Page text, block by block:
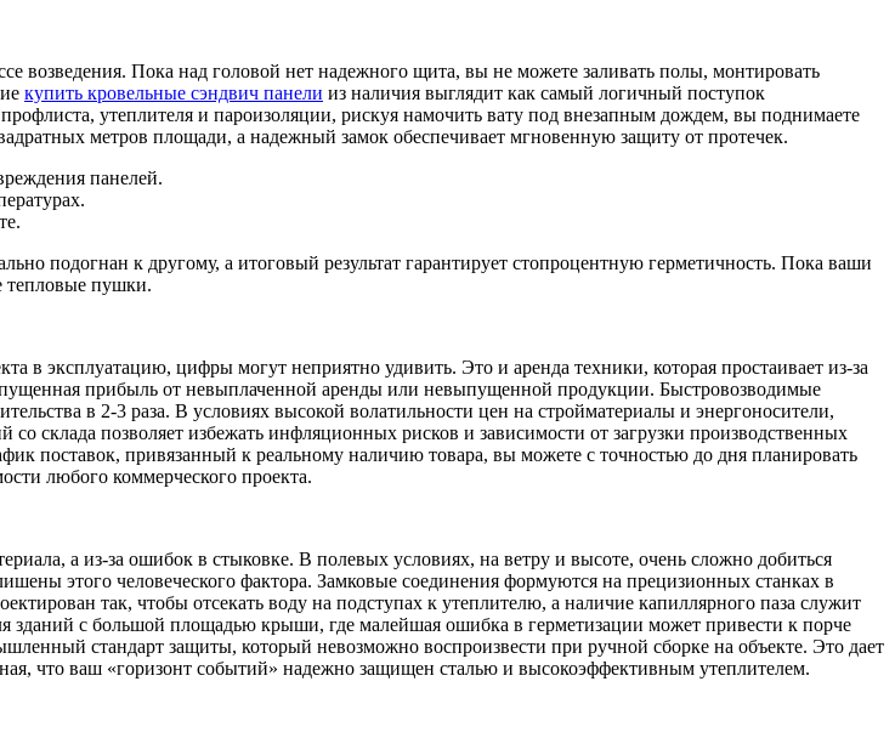
возведения. Пока над головой нет надежного щита, вы не можете заливать полы, монтировать
купить кровельные сэндвич панели из наличия выглядит как самый логичный поступок
утеплителя и пароизоляции, рискуя намочить вату под внезапным дождем, вы поднимаете
метров площади, а надежный замок обеспечивает мгновенную защиту от протечек.
панелей.
подогнан к другому, а итоговый результат гарантирует стопроцентную герметичность. Пока ваши
тепловые пушки.
в эксплуатацию, цифры могут неприятно удивить. Это и аренда техники, которая простаивает из-за
прибыль от невыплаченной аренды или невыпущенной продукции. Быстровозводимые
в 2-3 раза. В условиях высокой волатильности цен на стройматериалы и энергоносители,
склада позволяет избежать инфляционных рисков и зависимости от загрузки производственных
поставок, привязанный к реальному наличию товара, вы можете с точностью до дня планировать
любого коммерческого проекта.
а из-за ошибок в стыковке. В полевых условиях, на ветру и высоте, очень сложно добиться
этого человеческого фактора. Замковые соединения формуются на прецизионных станках в
так, чтобы отсекать воду на подступах к утеплителю, а наличие капиллярного паза служит
зданий с большой площадью крыши, где малейшая ошибка в герметизации может привести к порче
стандарт защиты, который невозможно воспроизвести при ручной сборке на объекте. Это дает
что ваш «горизонт событий» надежно защищен сталью и высокоэффективным утеплителем.